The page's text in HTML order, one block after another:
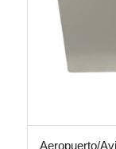
Aeropuerto/